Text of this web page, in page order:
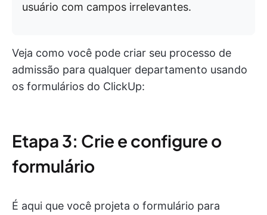
usuário com campos irrelevantes.
Veja como você pode criar seu processo de
admissão para qualquer departamento usando
os formulários do ClickUp:
Etapa 3: Crie e configure o
formulário
É aqui que você projeta o formulário para